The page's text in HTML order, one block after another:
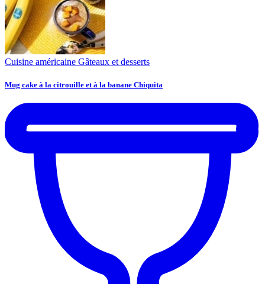
Cuisine américaine Gâteaux et desserts
Mug cake à la citrouille et à la banane Chiquita